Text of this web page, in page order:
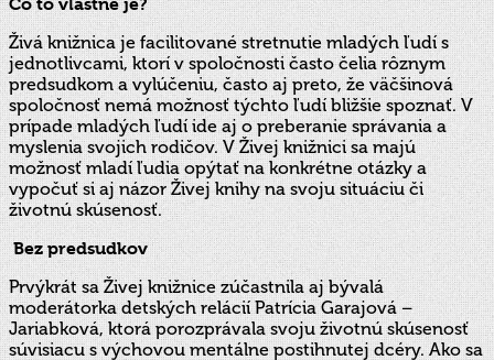
Živá knižnica je facilitované stretnutie mladých ľudí s
jednotlivcami, ktorí v spoločnosti často čelia rôznym
predsudkom a vylúčeniu, často aj preto, že väčšinová
spoločnosť nemá možnosť týchto ľudí bližšie spoznať. V
prípade mladých ľudí ide aj o preberanie správania a
myslenia svojich rodičov. V Živej knižnici sa majú
možnosť mladí ľudia opýtať na konkrétne otázky a
vypočuť si aj názor Živej knihy na svoju situáciu či
životnú skúsenosť.
Bez predsudkov
Prvýkrát sa Živej knižnice zúčastnila aj bývalá
moderátorka detských relácií Patrícia Garajová –
Jariabková, ktorá porozprávala svoju životnú skúsenosť
súvisiacu s výchovou mentálne postihnutej dcéry. Ako sa